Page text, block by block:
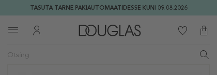
TASUTA TARNE PAKIAUTOMAATIDESSE KUNI 09.08.2026